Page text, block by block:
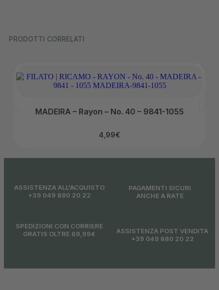
PRODOTTI CORRELATI
MADEIRA – Rayon – No. 40 – 9841-1055
4,99€
ASSISTENZA ALL'ACQUISTO
+39 049 880 20 22
PAGAMENTI SICURI
ANCHE A RATE
SPEDIZIONI CON CORRIERE
GRATIS OLTRE 69,99€
ASSISTENZA POST VENDITA
+39 049 880 20 22